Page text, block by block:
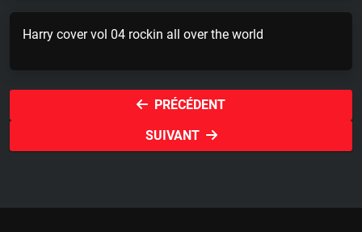
s
Harry cover vol 04 rockin all over the world
PRÉCÉDENT
SUIVANT